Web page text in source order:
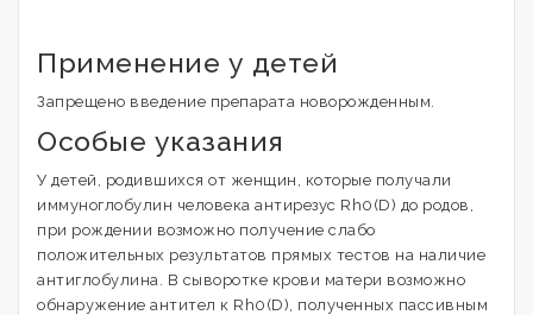
Применение у детей
Запрещено введение препарата новорожденным.
Особые указания
У детей, родившихся от женщин, которые получали
иммуноглобулин человека антирезус Rh0(D) до родов,
при рождении возможно получение слабо
положительных результатов прямых тестов на наличие
антиглобулина. В сыворотке крови матери возможно
обнаружение антител к Rh0(D), полученных пассивным